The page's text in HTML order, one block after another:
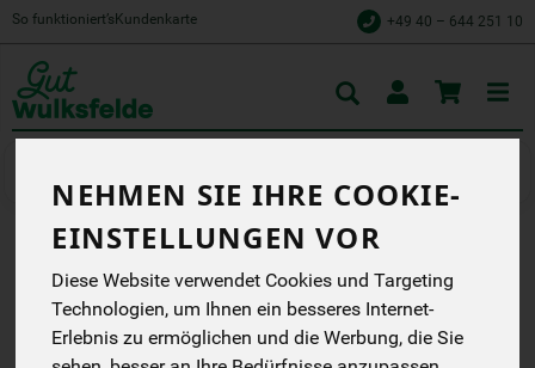
NEHMEN SIE IHRE COOKIE-
EINSTELLUNGEN VOR
Diese Website verwendet Cookies und Targeting
Technologien, um Ihnen ein besseres Internet-
Erlebnis zu ermöglichen und die Werbung, die Sie
So funktioniert’s Kundenkarte +49 40 – 644 251 10
HÄHNCHENBRUST 2 STK
CA. 320 G
Toggle
cart